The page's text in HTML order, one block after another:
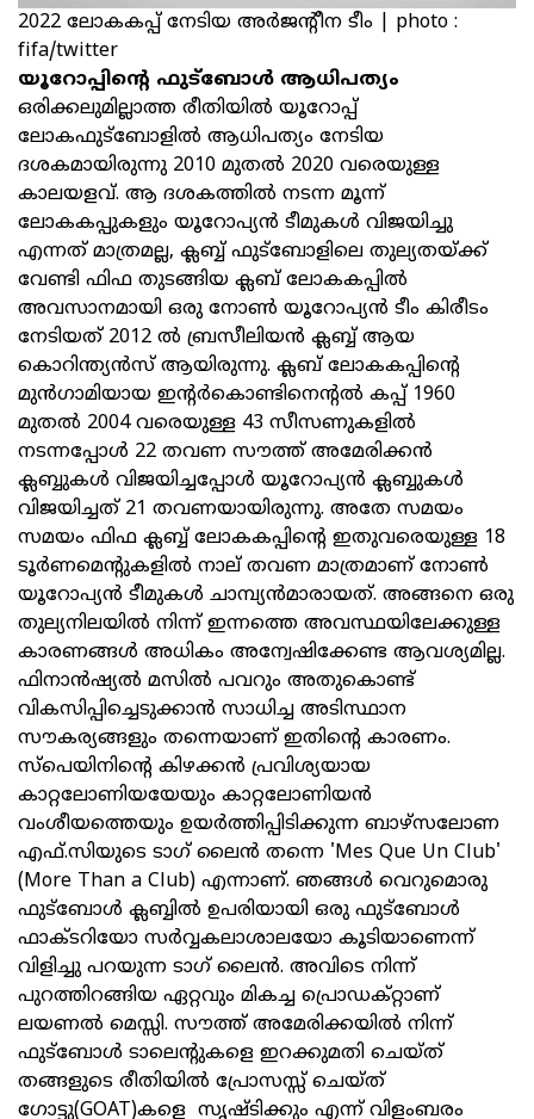
2022 ലോകകപ്പ് നേടിയ അര്‍ജന്റീന ടീം | photo :
fifa/twitter
യൂറോപ്പിന്റെ ഫുട്ബോൾ ആധിപത്യം
ഒരിക്കലുമില്ലാത്ത രീതിയിൽ യൂറോപ്പ്
ലോകഫുട്ബോളില്‍ ആധിപത്യം നേടിയ
ദശകമായിരുന്നു 2010 മുതല്‍ 2020 വരെയുള്ള
കാലയളവ്. ആ ദശകത്തിൽ നടന്ന മൂന്ന്
ലോകകപ്പുകളും യൂറോപ്യൻ ടീമുകള്‍ വിജയിച്ചു
എന്നത് മാത്രമല്ല, ക്ലബ്ബ് ഫുട്ബോളിലെ തുല്യതയ്ക്ക്
വേണ്ടി ഫിഫ തുടങ്ങിയ ക്ലബ്‌ ലോകകപ്പിൽ
അവസാനമായി ഒരു നോണ്‍ യൂറോപ്യന്‍ ടീം കിരീടം
നേടിയത് 2012 ൽ ബ്രസീലിയന്‍ ക്ലബ്ബ് ആയ
കൊറിന്ത്യന്‍സ് ആയിരുന്നു. ക്ലബ്‌ ലോകകപ്പിന്റെ
മുന്‍ഗാമിയായ ഇന്റര്‍കൊണ്ടിനെന്റല്‍ കപ്പ്‌ 1960
മുതല്‍ 2004 വരെയുള്ള 43 സീസണുകളിൽ
നടന്നപ്പോൾ 22 തവണ സൗത്ത് അമേരിക്കൻ
ക്ലബ്ബുകള്‍ വിജയിച്ചപ്പോള്‍ യൂറോപ്യന്‍ ക്ലബ്ബുകള്‍
വിജയിച്ചത് 21 തവണയായിരുന്നു. അതേ സമയം
സമയം ഫിഫ ക്ലബ്ബ് ലോകകപ്പിന്‍റെ ഇതുവരെയുള്ള 18
ടൂര്‍ണമെന്റുകളില്‍ നാല് തവണ മാത്രമാണ് നോണ്‍
യൂറോപ്യന്‍ ടീമുകള്‍ ചാമ്പ്യന്‍മാരായത്. അങ്ങനെ ഒരു
തുല്യനിലയില്‍ നിന്ന് ഇന്നത്തെ അവസ്ഥയിലേക്കുള്ള
കാരണങ്ങൾ അധികം അന്വേഷിക്കേണ്ട ആവശ്യമില്ല.
ഫിനാൻഷ്യൽ മസില്‍ പവറും അതുകൊണ്ട്
വികസിപ്പിച്ചെടുക്കാന്‍ സാധിച്ച അടിസ്ഥാന
സൗകര്യങ്ങളും തന്നെയാണ് ഇതിന്റെ കാരണം.
സ്പെയിനിന്റെ കിഴക്കന്‍ പ്രവിശ്യയായ
കാറ്റലോണിയയേയും കാറ്റലോണിയൻ
വംശീയത്തെയും ഉയര്‍ത്തിപ്പിടിക്കുന്ന ബാഴ്സലോണ
എഫ്.സിയുടെ ടാഗ് ലൈന്‍ തന്നെ 'Mes Que Un Club'
(More Than a Club) എന്നാണ്. ഞങ്ങൾ വെറുമൊരു
ഫുട്ബോൾ ക്ലബ്ബില്‍ ഉപരിയായി ഒരു ഫുട്ബോൾ
ഫാക്ടറിയോ സർവ്വകലാശാലയോ കൂടിയാണെന്ന്
വിളിച്ചു പറയുന്ന ടാഗ് ലൈന്‍. അവിടെ നിന്ന്
പുറത്തിറങ്ങിയ ഏറ്റവും മികച്ച പ്രൊഡക്റ്റാണ്
ലയണല്‍ മെസ്സി. സൗത്ത് അമേരിക്കയിൽ നിന്ന്
ഫുട്ബോൾ ടാലെന്റുകളെ ഇറക്കുമതി ചെയ്ത്
തങ്ങളുടെ രീതിയിൽ പ്രോസസ്സ് ചെയ്ത്
ഗോട്ടു(GOAT)കളെ സൃഷ്ടിക്കും എന്ന് വിളംബരം